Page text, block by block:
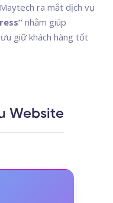
ra mắt dịch vụ
nhằm giúp
giữ khách hàng tốt
Website